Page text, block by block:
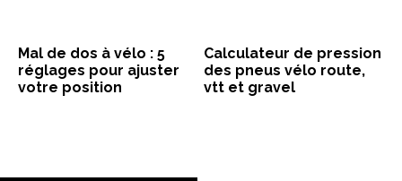
Mal de dos à vélo : 5
réglages pour ajuster
votre position
Calculateur de pression
des pneus vélo route,
vtt et gravel